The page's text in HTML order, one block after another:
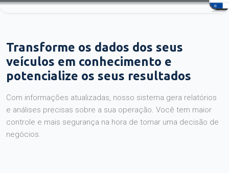
Transforme os dados dos seus
veículos em conhecimento e
potencialize os seus resultados
Com informações atualizadas, nosso sistema gera relatórios
e análises precisas sobre a sua operação. Você tem maior
controle e mais segurança na hora de tomar uma decisão de
negócios.